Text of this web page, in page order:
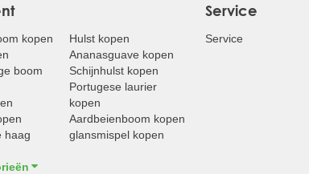
kopen
boom
haag
Hulst kopen
Ananasguave kopen
Schijnhulst kopen
Portugese laurier
kopen
Aardbeienboom kopen
glansmispel kopen
Service
Service